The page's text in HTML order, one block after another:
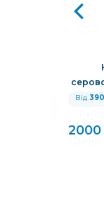
Від 390
2000